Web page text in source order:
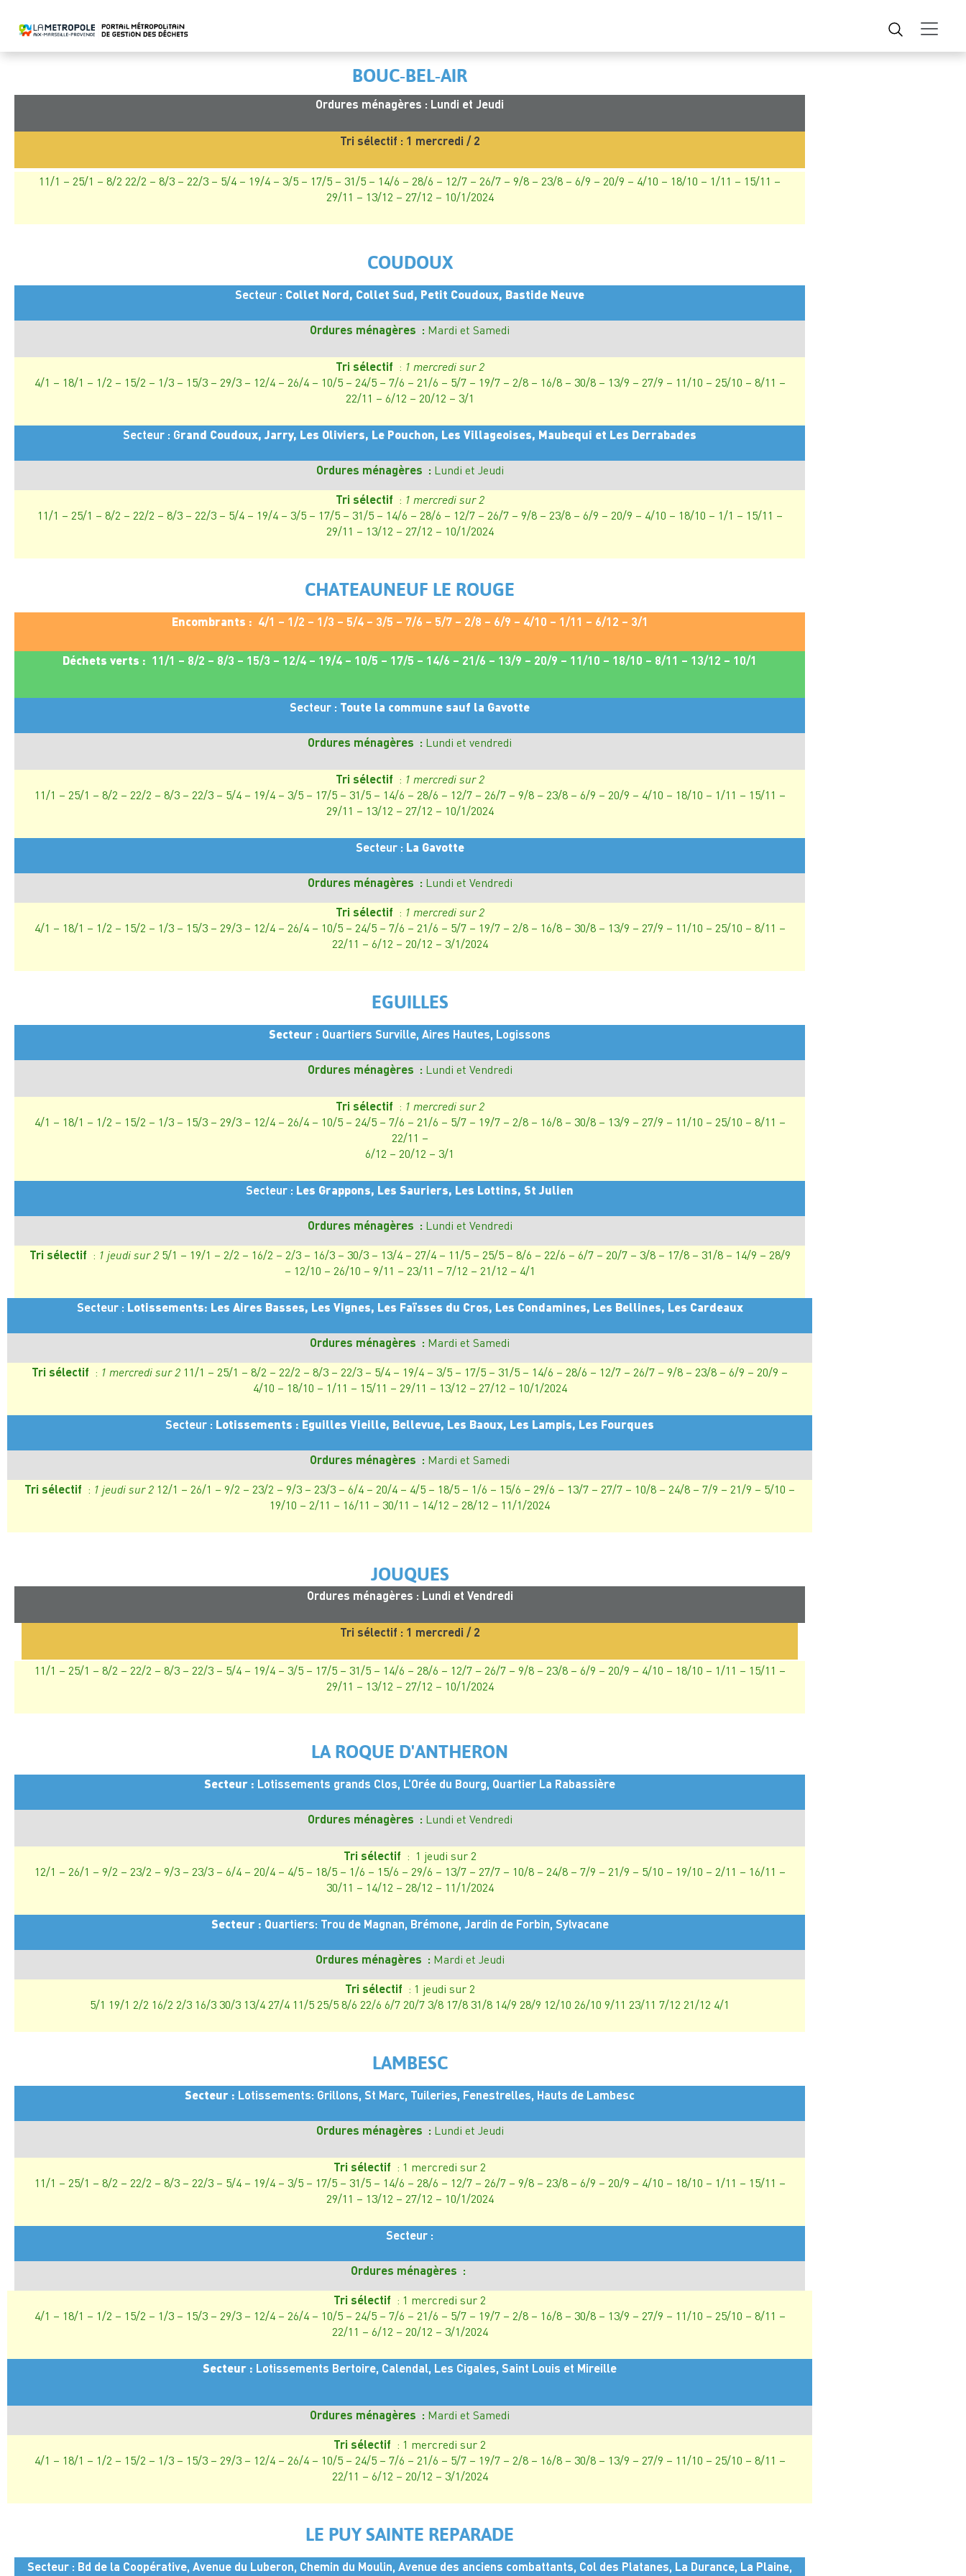
BOUC-BEL-AIR
Ordures ménagères : Lundi et Jeudi
Tri sélectif : 1 mercredi / 2
11/1 – 25/1 – 8/2 22/2 – 8/3 – 22/3 – 5/4 – 19/4 – 3/5 – 17/5 – 31/5 – 14/6 – 28/6 – 12/7 – 26/7 – 9/8 – 23/8 – 6/9 – 20/9 – 4/10 – 18/10 – 1/11 – 15/11 –
29/11 – 13/12 – 27/12 – 10/1/2024
COUDOUX
Secteur : Collet Nord, Collet Sud, Petit Coudoux, Bastide Neuve
Ordures ménagères : Mardi et Samedi
Tri sélectif : 1 mercredi sur 2
4/1 – 18/1 – 1/2 – 15/2 – 1/3 – 15/3 – 29/3 – 12/4 – 26/4 – 10/5 – 24/5 – 7/6 – 21/6 – 5/7 – 19/7 – 2/8 – 16/8 – 30/8 – 13/9 – 27/9 – 11/10 – 25/10 – 8/11 –
22/11 – 6/12 – 20/12 – 3/1
Secteur : Grand Coudoux, Jarry, Les Oliviers, Le Pouchon, Les Villageoises, Maubequi et Les Derrabades
Ordures ménagères : Lundi et Jeudi
Tri sélectif : 1 mercredi sur 2
11/1 – 25/1 – 8/2 – 22/2 – 8/3 – 22/3 – 5/4 – 19/4 – 3/5 – 17/5 – 31/5 – 14/6 – 28/6 – 12/7 – 26/7 – 9/8 – 23/8 – 6/9 – 20/9 – 4/10 – 18/10 – 1/1 – 15/11 –
29/11 – 13/12 – 27/12 – 10/1/2024
CHATEAUNEUF LE ROUGE
Encombrants : 4/1 – 1/2 – 1/3 – 5/4 – 3/5 – 7/6 – 5/7 – 2/8 – 6/9 – 4/10 – 1/11 – 6/12 – 3/1
Déchets verts : 11/1 – 8/2 – 8/3 – 15/3 – 12/4 – 19/4 – 10/5 – 17/5 – 14/6 – 21/6 – 13/9 – 20/9 – 11/10 – 18/10 – 8/11 – 13/12 – 10/1
Secteur : Toute la commune sauf la Gavotte
Ordures ménagères : Lundi et vendredi
Tri sélectif : 1 mercredi sur 2
11/1 – 25/1 – 8/2 – 22/2 – 8/3 – 22/3 – 5/4 – 19/4 – 3/5 – 17/5 – 31/5 – 14/6 – 28/6 – 12/7 – 26/7 – 9/8 – 23/8 – 6/9 – 20/9 – 4/10 – 18/10 – 1/11 – 15/11 –
29/11 – 13/12 – 27/12 – 10/1/2024
Secteur : La Gavotte
Ordures ménagères : Lundi et Vendredi
Tri sélectif : 1 mercredi sur 2
4/1 – 18/1 – 1/2 – 15/2 – 1/3 – 15/3 – 29/3 – 12/4 – 26/4 – 10/5 – 24/5 – 7/6 – 21/6 – 5/7 – 19/7 – 2/8 – 16/8 – 30/8 – 13/9 – 27/9 – 11/10 – 25/10 – 8/11 –
22/11 – 6/12 – 20/12 – 3/1/2024
EGUILLES
Secteur : Quartiers Surville, Aires Hautes, Logissons
Ordures ménagères : Lundi et Vendredi
Tri sélectif : 1 mercredi sur 2
4/1 – 18/1 – 1/2 – 15/2 – 1/3 – 15/3 – 29/3 – 12/4 – 26/4 – 10/5 – 24/5 – 7/6 – 21/6 – 5/7 – 19/7 – 2/8 – 16/8 – 30/8 – 13/9 – 27/9 – 11/10 – 25/10 – 8/11 –
22/11 –
6/12 – 20/12 – 3/1
Secteur : Les Grappons, Les Sauriers, Les Lottins, St Julien
Ordures ménagères : Lundi et Vendredi
Tri sélectif : 1 jeudi sur 2 5/1 – 19/1 – 2/2 – 16/2 – 2/3 – 16/3 – 30/3 – 13/4 – 27/4 – 11/5 – 25/5 – 8/6 – 22/6 – 6/7 – 20/7 – 3/8 – 17/8 – 31/8 – 14/9 – 28/9
– 12/10 – 26/10 – 9/11 – 23/11 – 7/12 – 21/12 – 4/1
Secteur : Lotissements: Les Aires Basses, Les Vignes, Les Faïsses du Cros, Les Condamines, Les Bellines, Les Cardeaux
Ordures ménagères : Mardi et Samedi
Tri sélectif : 1 mercredi sur 2 11/1 – 25/1 – 8/2 – 22/2 – 8/3 – 22/3 – 5/4 – 19/4 – 3/5 – 17/5 – 31/5 – 14/6 – 28/6 – 12/7 – 26/7 – 9/8 – 23/8 – 6/9 – 20/9 –
4/10 – 18/10 – 1/11 – 15/11 – 29/11 – 13/12 – 27/12 – 10/1/2024
Secteur : Lotissements : Eguilles Vieille, Bellevue, Les Baoux, Les Lampis, Les Fourques
Ordures ménagères : Mardi et Samedi
Tri sélectif : 1 jeudi sur 2 12/1 – 26/1 – 9/2 – 23/2 – 9/3 – 23/3 – 6/4 – 20/4 – 4/5 – 18/5 – 1/6 – 15/6 – 29/6 – 13/7 – 27/7 – 10/8 – 24/8 – 7/9 – 21/9 – 5/10 –
19/10 – 2/11 – 16/11 – 30/11 – 14/12 – 28/12 – 11/1/2024
JOUQUES
Ordures ménagères : Lundi et Vendredi
Tri sélectif : 1 mercredi / 2
11/1 – 25/1 – 8/2 – 22/2 – 8/3 – 22/3 – 5/4 – 19/4 – 3/5 – 17/5 – 31/5 – 14/6 – 28/6 – 12/7 – 26/7 – 9/8 – 23/8 – 6/9 – 20/9 – 4/10 – 18/10 – 1/11 – 15/11 –
29/11 – 13/12 – 27/12 – 10/1/2024
LA ROQUE D'ANTHERON
Secteur : Lotissements grands Clos, L’Orée du Bourg, Quartier La Rabassière
Ordures ménagères : Lundi et Vendredi
Tri sélectif : 1 jeudi sur 2
12/1 – 26/1 – 9/2 – 23/2 – 9/3 – 23/3 – 6/4 – 20/4 – 4/5 – 18/5 – 1/6 – 15/6 – 29/6 – 13/7 – 27/7 – 10/8 – 24/8 – 7/9 – 21/9 – 5/10 – 19/10 – 2/11 – 16/11 –
30/11 – 14/12 – 28/12 – 11/1/2024
Secteur : Quartiers: Trou de Magnan, Brémone, Jardin de Forbin, Sylvacane
Ordures ménagères : Mardi et Jeudi
Tri sélectif : 1 jeudi sur 2
5/1 19/1 2/2 16/2 2/3 16/3 30/3 13/4 27/4 11/5 25/5 8/6 22/6 6/7 20/7 3/8 17/8 31/8 14/9 28/9 12/10 26/10 9/11 23/11 7/12 21/12 4/1
LAMBESC
Secteur : Lotissements: Grillons, St Marc, Tuileries, Fenestrelles, Hauts de Lambesc
Ordures ménagères : Lundi et Jeudi
Tri sélectif : 1 mercredi sur 2
11/1 – 25/1 – 8/2 – 22/2 – 8/3 – 22/3 – 5/4 – 19/4 – 3/5 – 17/5 – 31/5 – 14/6 – 28/6 – 12/7 – 26/7 – 9/8 – 23/8 – 6/9 – 20/9 – 4/10 – 18/10 – 1/11 – 15/11 –
29/11 – 13/12 – 27/12 – 10/1/2024
Secteur :
Ordures ménagères :
Tri sélectif : 1 mercredi sur 2
4/1 – 18/1 – 1/2 – 15/2 – 1/3 – 15/3 – 29/3 – 12/4 – 26/4 – 10/5 – 24/5 – 7/6 – 21/6 – 5/7 – 19/7 – 2/8 – 16/8 – 30/8 – 13/9 – 27/9 – 11/10 – 25/10 – 8/11 –
22/11 – 6/12 – 20/12 – 3/1/2024
Secteur : Lotissements Bertoire, Calendal, Les Cigales, Saint Louis et Mireille
Ordures ménagères : Mardi et Samedi
Tri sélectif : 1 mercredi sur 2
4/1 – 18/1 – 1/2 – 15/2 – 1/3 – 15/3 – 29/3 – 12/4 – 26/4 – 10/5 – 24/5 – 7/6 – 21/6 – 5/7 – 19/7 – 2/8 – 16/8 – 30/8 – 13/9 – 27/9 – 11/10 – 25/10 – 8/11 –
22/11 – 6/12 – 20/12 – 3/1/2024
LE PUY SAINTE REPARADE
Secteur : Bd de la Coopérative, Avenue du Luberon, Chemin du Moulin, Avenue des anciens combattants, Col des Platanes, La Durance, La Plaine,